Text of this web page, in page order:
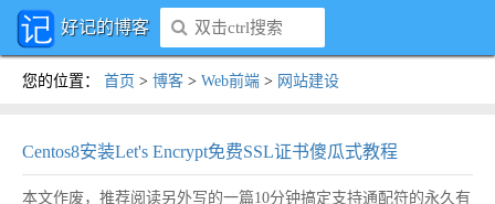
好记的博客
您的位置 ： 首页 > 博客 > Web前端 > 网站建设
Centos8安装Let's Encrypt免费SSL证书傻瓜式教程
本文作废，推荐阅读另外写的一篇10分钟搞定支持通配符的永久有